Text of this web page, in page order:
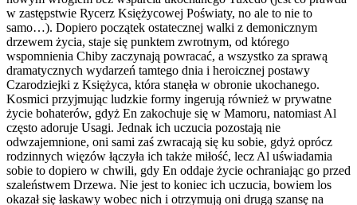
w zastępstwie Rycerz Księżycowej Poświaty, no ale to nie to
samo…). Dopiero początek ostatecznej walki z demonicznym
drzewem życia, staje się punktem zwrotnym, od którego
wspomnienia Chiby zaczynają powracać, a wszystko za sprawą
dramatycznych wydarzeń tamtego dnia i heroicznej postawy
Czarodziejki z Księżyca, która stanęła w obronie ukochanego.
Kosmici przyjmując ludzkie formy ingerują również w prywatne
życie bohaterów, gdyż En zakochuje się w Mamoru, natomiast Al
często adoruje Usagi. Jednak ich uczucia pozostają nie
odwzajemnione, oni sami zaś zwracają się ku sobie, gdyż oprócz
rodzinnych więzów łączyła ich także miłość, lecz Al uświadamia
sobie to dopiero w chwili, gdy En oddaje życie ochraniając go przed
szaleństwem Drzewa. Nie jest to koniec ich uczucia, bowiem los
okazał się łaskawy wobec nich i otrzymują oni drugą szansę na